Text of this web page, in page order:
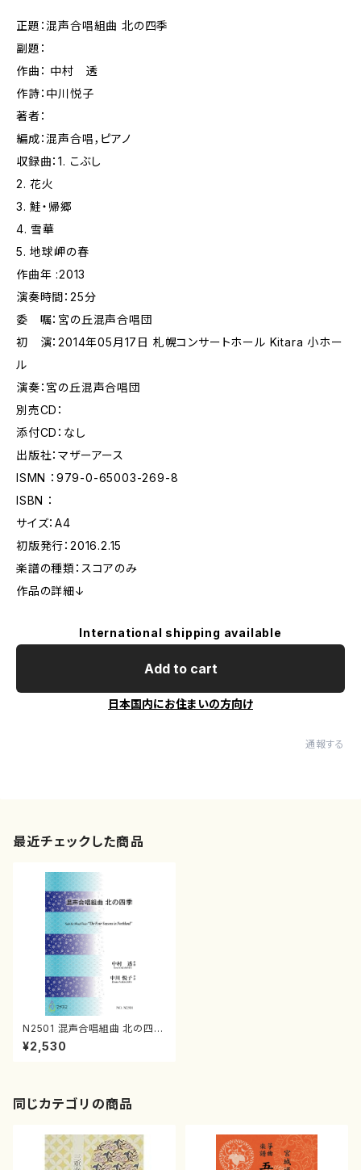
正題：混声合唱組曲 北の四季
副題：
作曲： 中村 透
作詩：中川悦子
著者：
編成：混声合唱，ピアノ
収録曲：1. こぶし
2. 花火
3. 鮭・帰郷
4. 雪華
5. 地球岬の春
作曲年 :2013
演奏時間：25分
委 嘱：宮の丘混声合唱団
初 演：2014年05月17日 札幌コンサートホール Kitara 小ホー
ル
演奏：宮の丘混声合唱団
別売CD：
添付CD：なし
出版社：マザーアース
ISMN ：979-0-65003-269-8
ISBN ：
サイズ：A4
初版発行：2016.2.15
楽譜の種類：スコアのみ
作品の詳細↓
International shipping available
Add to cart
日本国内にお住まいの方向け
通報する
最近チェックした商品
N2501 混声合唱組曲 北の四季
（混声合唱，ピアノ/中村 透/楽
譜）
¥2,530
同じカテゴリの商品